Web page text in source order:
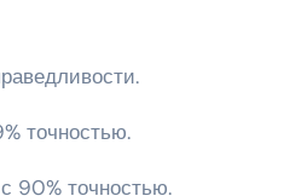
точностью.
90% точностью.